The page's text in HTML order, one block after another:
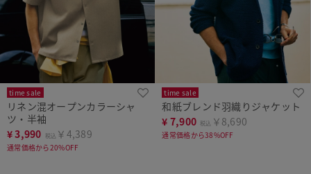
time sale
リネン混オープンカラーシャ
ツ・半袖
¥3,990 税込 ￥4,389
通常価格から20%OFF
time sale
和紙ブレンド羽織りジャケット
¥ 7,900 税込 ￥8,690
通常価格から38%OFF